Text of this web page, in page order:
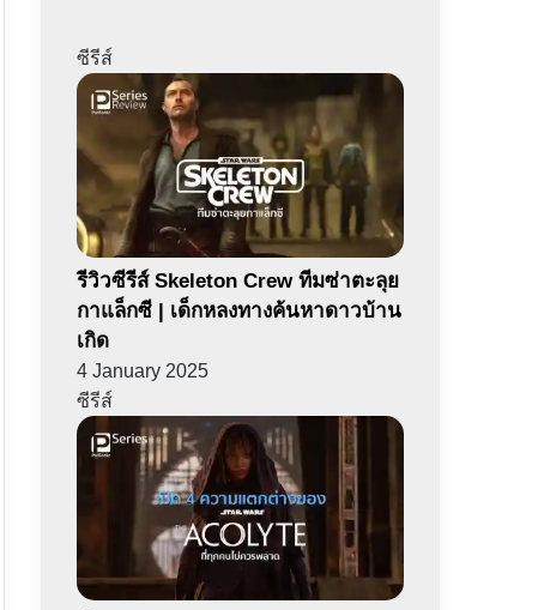
ซีรีส์
รีวิวซีรีส์ Skeleton Crew ทีมซ่าตะลุย
กาแล็กซี | เด็กหลงทางค้นหาดาวบ้าน
เกิด
4 January 2025
ซีรีส์